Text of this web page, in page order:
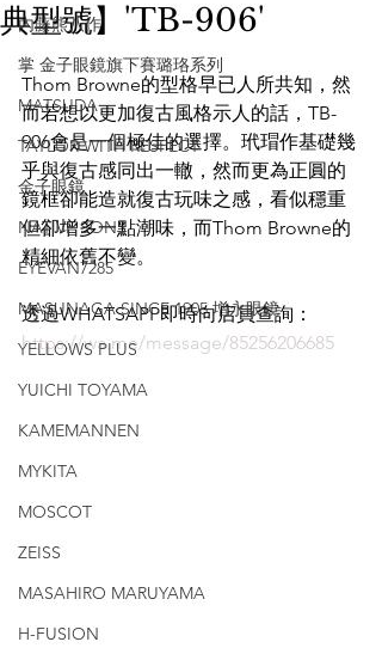
內藤熊八作
掌 金子眼鏡旗下賽璐珞系列
MATSUDA
TAYLOR WITH RESPECT
金子眼鏡
NATIVE SONS
EYEVAN7285
MASUNAGA SINCE 1905 增永眼鏡
YELLOWS PLUS
YUICHI TOYAMA
KAMEMANNEN
MYKITA
MOSCOT
ZEISS
MASAHIRO MARUYAMA
H-FUSION
典型號】'TB-906'
Thom Browne的型格早已人所共知，然
而若想以更加復古風格示人的話，TB-
906會是一個極佳的選擇。玳瑁作基礎幾
乎與復古感同出一轍，然而更為正圓的
鏡框卻能造就復古玩味之感，看似穩重
但卻增多一點潮味，而Thom Browne的
精細依舊不變。
透過WHATSAPP即時向店員查詢：
https://wa.me/message/85256206685